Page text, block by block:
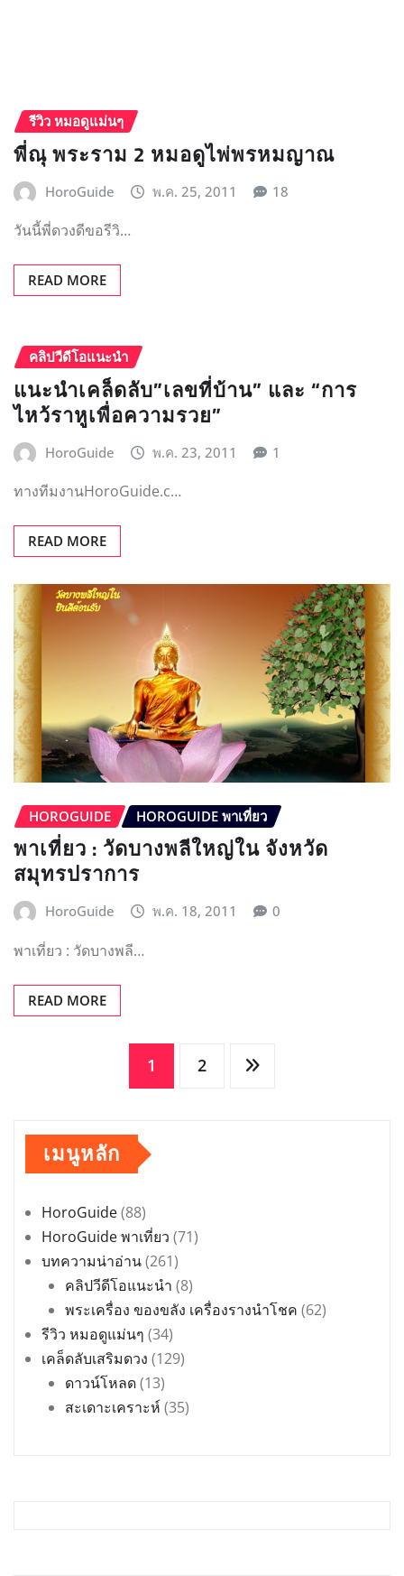
รีวิว หมอดูแม่นๆ
พี่ณุ พระราม 2 หมอดูไพ่พรหมญาณ
HoroGuide พ.ค. 25, 2011 18
วันนี้พี่ดวงดีขอรีวิ…
READ MORE
คลิปวีดีโอแนะนำ
แนะนำเคล็ดลับ”เลขที่บ้าน” และ “การ
ไหว้ราหูเพื่อความรวย”
HoroGuide พ.ค. 23, 2011 1
ทางทีมงานHoroGuide.c…
READ MORE
HOROGUIDE HOROGUIDE พาเที่ยว
พาเที่ยว : วัดบางพลีใหญ่ใน จังหวัด
สมุทรปราการ
HoroGuide พ.ค. 18, 2011 0
พาเที่ยว : วัดบางพลี…
READ MORE
pagination
1 2
เมนูหลัก
HoroGuide(88)
HoroGuide พาเที่ยว (71)
บทความน่าอ่าน(261)
คลิปวีดีโอแนะนำ (8)
พระเครื่อง ของขลัง เครื่องรางนำโชค (62)
รีวิว หมอดูแม่นๆ (34)
เคล็ดลับเสริมดวง (129)
ดาวน์โหลด(13)
สะเดาะเคราะห์ (35)